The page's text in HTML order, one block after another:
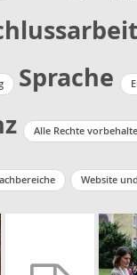
Sprache
Alle Rechte
Website